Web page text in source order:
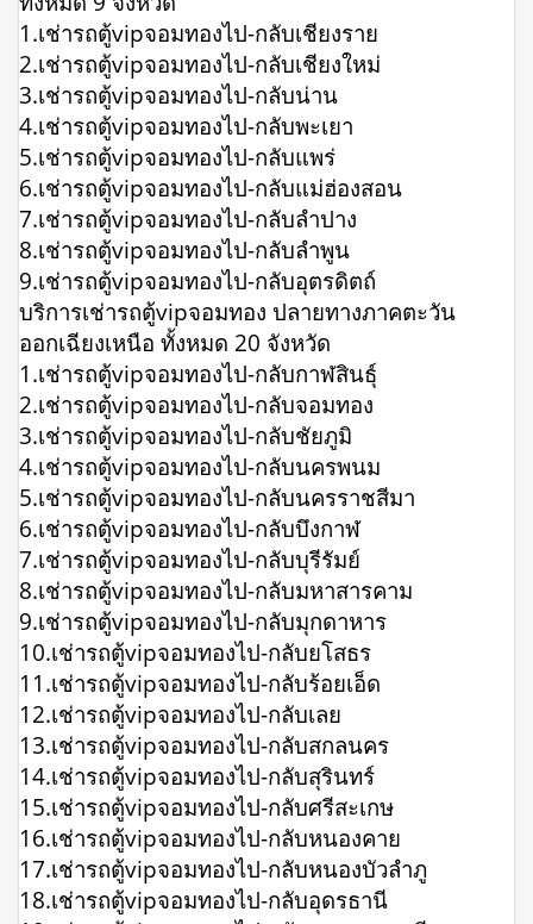
1.เช่ารถตู้vipจอมทองไป-กลับเชียงราย
2.เช่ารถตู้vipจอมทองไป-กลับเชียงใหม่
3.เช่ารถตู้vipจอมทองไป-กลับน่าน
4.เช่ารถตู้vipจอมทองไป-กลับพะเยา
5.เช่ารถตู้vipจอมทองไป-กลับแพร่
6.เช่ารถตู้vipจอมทองไป-กลับแม่ฮ่องสอน
7.เช่ารถตู้vipจอมทองไป-กลับลำปาง
8.เช่ารถตู้vipจอมทองไป-กลับลำพูน
9.เช่ารถตู้vipจอมทองไป-กลับอุตรดิตถ์
บริการเช่ารถตู้vipจอมทอง ปลายทางภาคตะวัน
ออกเฉียงเหนือ ทั้งหมด 20 จังหวัด
1.เช่ารถตู้vipจอมทองไป-กลับกาฬสินธุ์
2.เช่ารถตู้vipจอมทองไป-กลับจอมทอง
3.เช่ารถตู้vipจอมทองไป-กลับชัยภูมิ
4.เช่ารถตู้vipจอมทองไป-กลับนครพนม
5.เช่ารถตู้vipจอมทองไป-กลับนครราชสีมา
6.เช่ารถตู้vipจอมทองไป-กลับบึงกาฬ
7.เช่ารถตู้vipจอมทองไป-กลับบุรีรัมย์
8.เช่ารถตู้vipจอมทองไป-กลับมหาสารคาม
9.เช่ารถตู้vipจอมทองไป-กลับมุกดาหาร
10.เช่ารถตู้vipจอมทองไป-กลับยโสธร
11.เช่ารถตู้vipจอมทองไป-กลับร้อยเอ็ด
12.เช่ารถตู้vipจอมทองไป-กลับเลย
13.เช่ารถตู้vipจอมทองไป-กลับสกลนคร
14.เช่ารถตู้vipจอมทองไป-กลับสุรินทร์
15.เช่ารถตู้vipจอมทองไป-กลับศรีสะเกษ
16.เช่ารถตู้vipจอมทองไป-กลับหนองคาย
17.เช่ารถตู้vipจอมทองไป-กลับหนองบัวลำภู
18.เช่ารถตู้vipจอมทองไป-กลับอุดรธานี